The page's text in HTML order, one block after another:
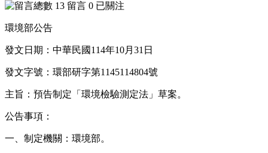
13 留言 0 已關注
環境部公告
發文日期：中華民國114年10月31日
發文字號：環部研字第1145114804號
主旨：預告制定「環境檢驗測定法」草案。
公告事項：
一、制定機關：環境部。